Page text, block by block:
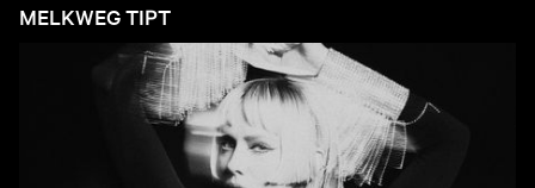
MELKWEG TIPT